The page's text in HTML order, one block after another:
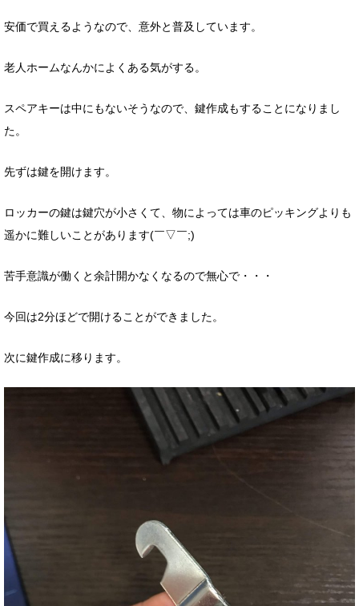
安価で買えるようなので、意外と普及しています。
老人ホームなんかによくある気がする。
スペアキーは中にもないそうなので、鍵作成もすることになりまし
た。
先ずは鍵を開けます。
ロッカーの鍵は鍵穴が小さくて、物によっては車のピッキングよりも
遥かに難しいことがあります(￣▽￣;)
苦手意識が働くと余計開かなくなるので無心で・・・
今回は2分ほどで開けることができました。
次に鍵作成に移ります。